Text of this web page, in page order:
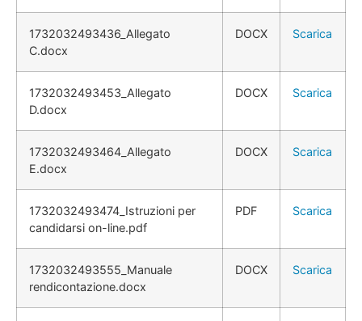
1732032493436_Allegato
C.docx
DOCX Scarica
1732032493453_Allegato
D.docx
DOCX Scarica
1732032493464_Allegato
E.docx
DOCX Scarica
1732032493474_Istruzioni per
candidarsi on-line.pdf
PDF Scarica
1732032493555_Manuale
rendicontazione.docx
DOCX Scarica